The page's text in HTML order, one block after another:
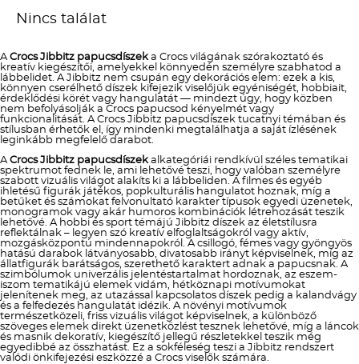
Nincs találat
ACrocs Jibbitz papucsdíszeka Crocs világának szórakoztató és
kreatív kiegészítői, amelyekkel könnyedén személyre szabhatod a
lábbelidet. A Jibbitz nem csupán egy dekorációs elem: ezek a kis,
könnyen cserélhető díszek kifejezik viselőjük egyéniségét, hobbiait,
érdeklődési körét vagy hangulatát — mindezt úgy, hogy közben
nem befolyásolják a Crocs papucsod kényelmét vagy
funkcionalitását. A Crocs Jibbitz papucsdíszek tucatnyi témában és
stílusban érhetők el, így mindenki megtalálhatja a saját ízlésének
leginkább megfelelő darabot.
ACrocs Jibbitz papucsdíszekalkategóriái rendkívül széles tematikai
spektrumot fednek le, ami lehetővé teszi, hogy valóban személyre
szabott vizuális világot alakíts ki a lábbeliden. A filmes és egyéb
ihletésű figurák játékos, popkulturális hangulatot hoznak, míg a
betűket és számokat felvonultató karakter típusok egyedi üzenetek,
monogramok vagy akár humoros kombinációk létrehozását teszik
lehetővé. A hobbi és sport témájú Jibbitz díszek az életstílusra
reflektálnak – legyen szó kreatív elfoglaltságokról vagy aktív,
mozgásközpontú mindennapokról. A csillogó, fémes vagy gyöngyös
hatású darabok látványosabb, divatosabb irányt képviselnek, míg az
állatfigurák barátságos, szerethető karaktert adnak a papucsnak. A
szimbólumok univerzális jelentéstartalmat hordoznak, az eszem-
iszom tematikájú elemek vidám, hétköznapi motívumokat
jelenítenek meg, az utazással kapcsolatos díszek pedig a kalandvágy
és a felfedezés hangulatát idézik. A növényi motívumok
természetközeli, friss vizuális világot képviselnek, a különböző
szöveges elemek direkt üzenetközlést tesznek lehetővé, míg a láncok
és masnik dekoratív, kiegészítő jellegű részletekkel teszik még
egyedibbé az összhatást. Ez a sokféleség teszi a Jibbitz rendszert
valódi önkifejezési eszközzé a Crocs viselők számára.